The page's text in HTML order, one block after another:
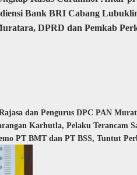
Bank BRI Cabang
DPRD dan Pemkab
dan Pengurus DPC PAN
Karhutla, Pelaku Terancam
PT BMT dan PT BSS, Tuntut